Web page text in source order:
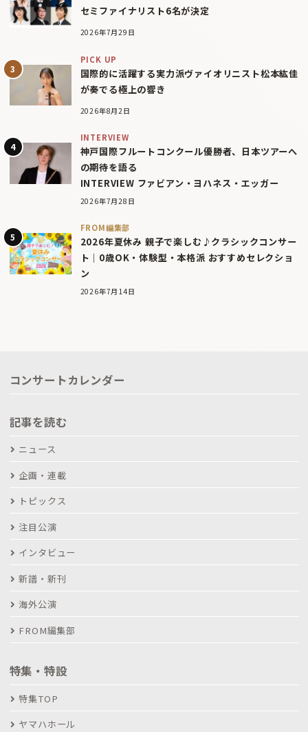
セミファイナリスト6名が決定
2026年7月29日
PICK UP
国際的に活躍する実力派ヴァイオリニスト松本紘佳
が奏でる極上の響き
2026年8月2日
INTERVIEW
神戸国際フルートコンクール優勝者、日本ツアーへ
の期待を語る
INTERVIEW ファビアン・ヨハネス・エッガー
2026年7月28日
FROM編集部
2026年夏休み 親子で楽しむ♪クラシックコンサー
ト｜0歳OK・体験型・本格派 おすすめセレクショ
ン
2026年7月14日
コンサートカレンダー
記事を読む
ニュース
企画・連載
トピックス
注目公演
インタビュー
新譜・新刊
海外公演
FROM編集部
特集・特設
特集TOP
ヤマハホール